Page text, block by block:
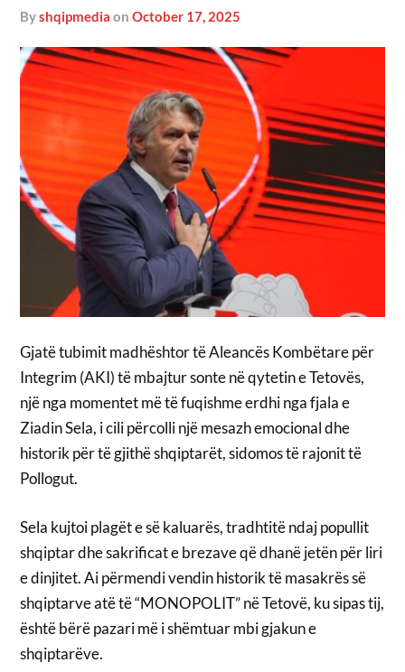
byshqipmedia onOctober 17, 2025
Gjatë tubimit madhështor të Aleancës Kombëtare për
Integrim (AKI) të mbajtur sonte në qytetin e Tetovës,
një nga momentet më të fuqishme erdhi nga fjala e
Ziadin Sela, i cili përcolli një mesazh emocional dhe
historik për të gjithë shqiptarët, sidomos të rajonit të
Pollogut.
Sela kujtoi plagët e së kaluarës, tradhtitë ndaj popullit
shqiptar dhe sakrificat e brezave që dhanë jetën për liri
e dinjitet. Ai përmendi vendin historik të masakrës së
shqiptarve atë të “MONOPOLIT” në Tetovë, ku sipas tij,
është bërë pazari më i shëmtuar mbi gjakun e
shqiptarëve.